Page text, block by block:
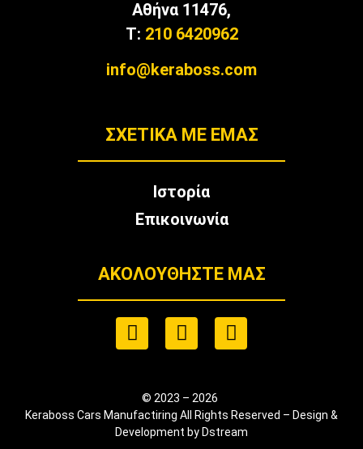
Αθήνα 11476,
T: 210 6420962
info@keraboss.com
ΣΧΕΤΙΚΑ ΜΕ ΕΜΑΣ
Ιστορία
Επικοινωνία
ΑΚΟΛΟΥΘΉΣΤΕ ΜΑΣ
© 2023 – 2026
Keraboss Cars Manufactiring All Rights Reserved – Design &
Development by Dstream